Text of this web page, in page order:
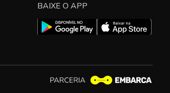
BAIXE O APP